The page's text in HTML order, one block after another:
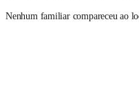
Nenhum familiar compareceu ao